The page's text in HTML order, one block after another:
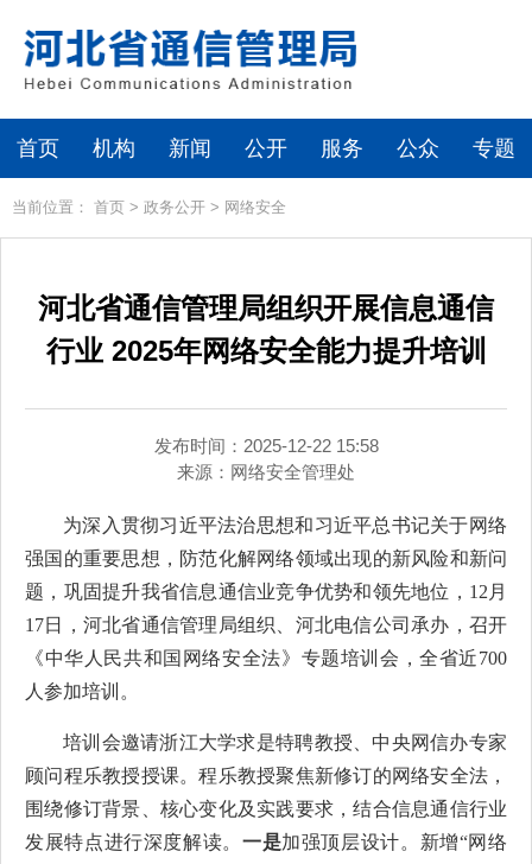
首页 机构 新闻 公开 服务 公众 专题
当前位置： 首页 > 政务公开 > 网络安全
河北省通信管理局组织开展信息通信
行业 2025年网络安全能力提升培训
发布时间：2025-12-22 15:58
来源： 网络安全管理处
为深入贯彻习近平法治思想和习近平总书记关于网络
强国的重要思想，防范化解网络领域出现的新风险和新问
题，巩固提升我省信息通信业竞争优势和领先地位，12月
17日，河北省通信管理局组织、河北电信公司承办，召开
《中华人民共和国网络安全法》专题培训会，全省近700
人参加培训。
培训会邀请浙江大学求是特聘教授、中央网信办专家
顾问程乐教授授课。程乐教授聚焦新修订的网络安全法，
围绕修订背景、核心变化及实践要求，结合信息通信行业
发展特点进行深度解读。 一是加强顶层设计。新增“网络